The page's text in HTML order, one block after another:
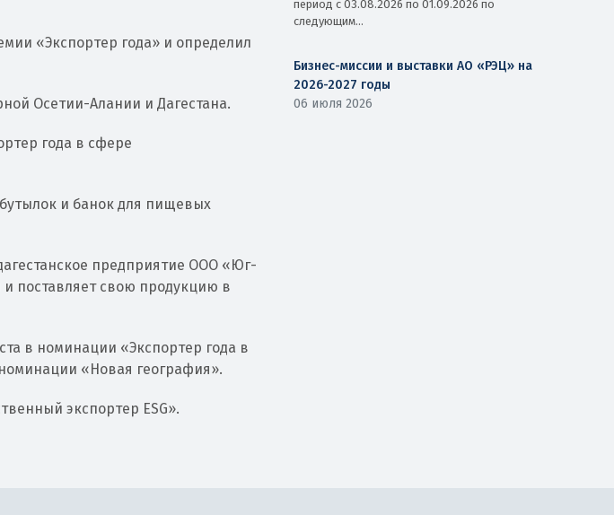
«Экспортер года» и определил
Осетии-Алании и Дагестана.
года в сфере
и банок для пищевых
предприятие ООО «Юг-
поставляет свою продукцию в
в номинации «Экспортер года в
«Новая география».
экспортер ESG».
период с 03.08.2026 по 01.09.2026 по
следующим...
Бизнес-миссии и выставки АО «РЭЦ» на
2026-2027 годы
06 июля 2026